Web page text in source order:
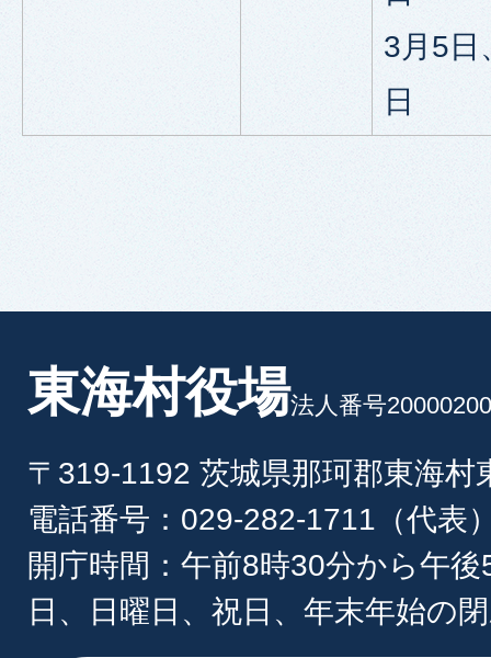
3月5日
日
東海村役場法人番号
〒319-1192 茨城県那珂郡東海村
電話番号：029-282-1711（代表
開庁時間：午前8時30分から午
日、日曜日、祝日、年末年始の